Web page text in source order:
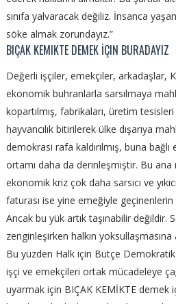
sınıfa yalvaracak değiliz. İnsanca
söke almak zorundayız.”
BIÇAK KEMIKTE DEMEK İÇIN BURADAYIZ
Değerli işçiler, emekçiler, arkadaşlar,
ekonomik buhranlarla sarsılmaya
kopartılmış, fabrikaları, üretim tesisleri
hayvancılık bitirilerek ülke dışarıya
demokrasi rafa kaldırılmış, buna
ortamı daha da derinleşmiştir. Bu ana
ekonomik kriz çok daha sarsıcı ve
faturası ise yine emeğiyle geçinenlerin
Ancak bu yük artık taşınabilir değildir.
zenginleşirken halkın
Bu yüzden Halk için Bütçe
işçi ve emekçileri ortak mücadeleye
uyarmak için BIÇAK KEMİKTE demek